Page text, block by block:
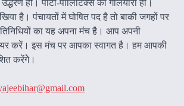
हो। पार्टी-पॉलिटिक्स का गलियारा हो।
है। पंचायतों में घोषित पद है तो बाकी जगहों पर
का यह अपना मंच है। आप अपनी
शेयर करें। इस मंच पर आपका स्वागत है। हम आपकी
करेंगेे।